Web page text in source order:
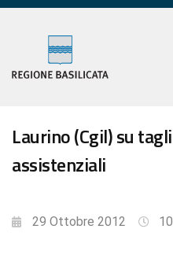
Laurino (Cgil) su
assistenziali
29 Ottobre 2012